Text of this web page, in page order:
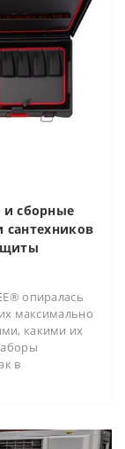
и сборные
сантехников
опиралась
максимально
какими их
в